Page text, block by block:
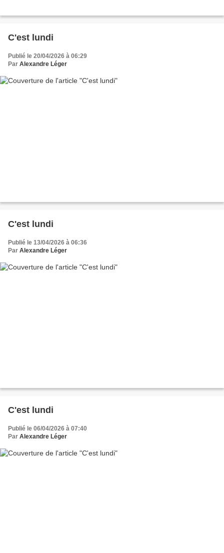
C'est lundi
Publié le 20/04/2026 à 06:29
Par Alexandre Léger
C'est lundi
Publié le 13/04/2026 à 06:36
Par Alexandre Léger
C'est lundi
Publié le 06/04/2026 à 07:40
Par Alexandre Léger